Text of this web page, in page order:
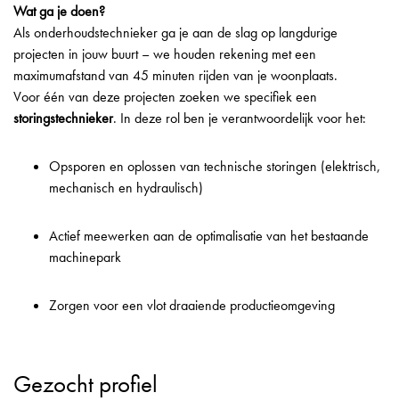
Wat ga je doen?
Als onderhoudstechnieker ga je aan de slag op langdurige
projecten in jouw buurt – we houden rekening met een
maximumafstand van 45 minuten rijden van je woonplaats.
Voor één van deze projecten zoeken we specifiek een
storingstechnieker. In deze rol ben je verantwoordelijk voor het:
Opsporen en oplossen van technische storingen (elektrisch,
mechanisch en hydraulisch)
Actief meewerken aan de optimalisatie van het bestaande
machinepark
Zorgen voor een vlot draaiende productieomgeving
Gezocht profiel